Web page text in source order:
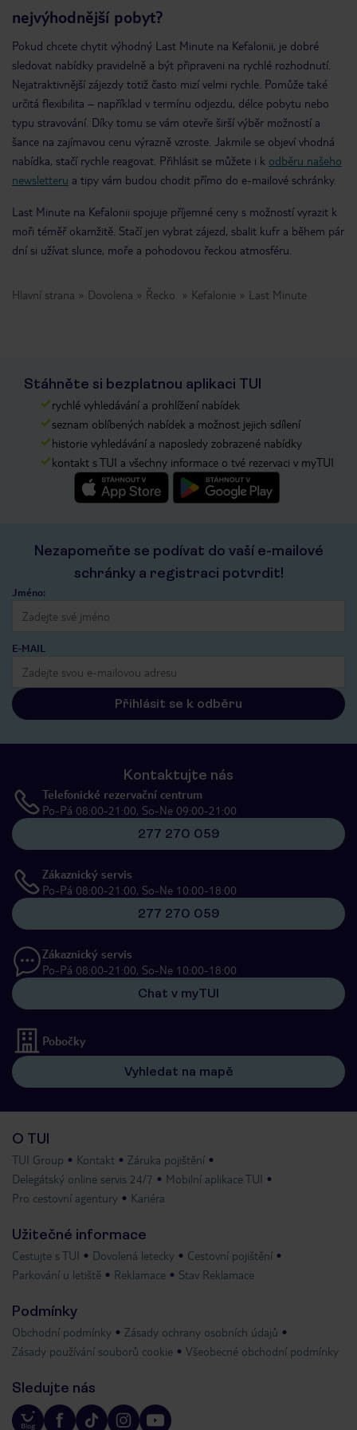
nejvýhodnější pobyt?
Pokud chcete chytit výhodný Last Minute na Kefalonii, je dobré
sledovat nabídky pravidelně a být připraveni na rychlé rozhodnutí.
Nejatraktivnější zájezdy totiž často mizí velmi rychle. Pomůže také
určitá flexibilita – například v termínu odjezdu, délce pobytu nebo
typu stravování. Díky tomu se vám otevře širší výběr možností a
šance na zajímavou cenu výrazně vzroste. Jakmile se objeví vhodná
nabídka, stačí rychle reagovat. Přihlásit se můžete i k odběru našeho
newsletteru a tipy vám budou chodit přímo do e-mailové schránky.
Last Minute na Kefalonii spojuje příjemné ceny s možností vyrazit k
moři téměř okamžitě. Stačí jen vybrat zájezd, sbalit kufr a během pár
dní si užívat slunce, moře a pohodovou řeckou atmosféru.
Hlavní strana Dovolena Řecko Kefalonie Last Minute
Stáhněte si bezplatnou aplikaci TUI
rychlé vyhledávání a prohlížení nabídek
seznam oblíbených nabídek a možnost jejich sdílení
historie vyhledávání a naposledy zobrazené nabídky
kontakt s TUI a všechny informace o tvé rezervaci v myTUI
Nezapomeňte se podívat do vaší e-mailové
schránky a registraci potvrdit!
Jméno:
E-MAIL
Přihlásit se k odběru
Kontaktujte nás
Telefonické rezervační centrum
Po-Pá 08:00-21:00, So-Ne 09:00-21:00
277 270 059
Zákaznický servis
Po-Pá 08:00-21:00, So-Ne 10:00-18:00
277 270 059
Zákaznický servis
Po-Pá 08:00-21:00, So-Ne 10:00-18:00
Chat v myTUI
Pobočky
Vyhledat na mapě
O TUI
TUI Group Kontakt
Záruka pojištění
Delegátský online servis 24/7
Mobilní aplikace TUI
Pro cestovní agentury
Kariéra
Užitečné informace
Cestujte s TUI Dovolená letecky
Cestovní pojištění
Parkování u letiště
Reklamace Stav Reklamace
Podmínky
Obchodní podmínky
Zásady ochrany osobních údajů
Zásady používání souborů cookie
Všeobecné obchodní podmínky
Sledujte nás